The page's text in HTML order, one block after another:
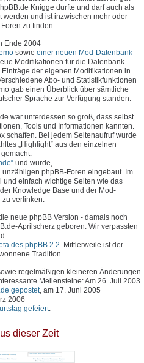
Knigge durfte und darf auch als
werden und ist inzwischen mehr oder
zu finden.
Ende 2004
sowie einer neuen Mod-Datenbank
Modifikationen für die Datenbank
der eigenen Modifikationen in
Abo- und Statistikfunktionen
gab einen Überblick über sämtliche
Sprache zur Verfügung standen.
war unterdessen so groß, dass selbst
Tools und Informationen kannten.
schaffen. Bei jedem Seitenaufruf wurde
„Highlight“ aus den einzelnen
und wurde,
unzähligen phpBB-Foren eingebaut. Im
und einfach wichtige Seiten wie das
Knowledge Base und der Mod-
verlinken.
neue phpBB Version - damals noch
Aprilscherz geboren. Wir verpassten
des phpBB 2.2. Mittlerweile ist der
Tradition.
regelmäßigen kleineren Änderungen
Meilensteine: Am 26. Juli 2003
gepostet, am 17. Juni 2005
2006
gefeiert.
dieser Zeit